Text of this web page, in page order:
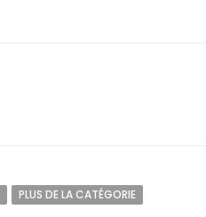
PLUS DE LA CATÉGORIE